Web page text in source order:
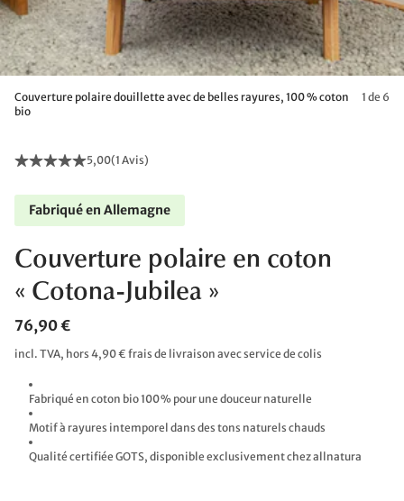
Couverture polaire douillette avec de belles rayures, 100 % coton
bio
1 de 6
5,00(1 Avis)
Fabriqué en Allemagne
Couverture polaire en coton
« Cotona-Jubilea »
76,90 €
incl. TVA, hors 4,90 € frais de livraison avec service de colis
Fabriqué en coton bio 100 % pour une douceur naturelle​
Motif à rayures intemporel dans des tons naturels chauds
Qualité certifiée GOTS, disponible exclusivement chez allnatura